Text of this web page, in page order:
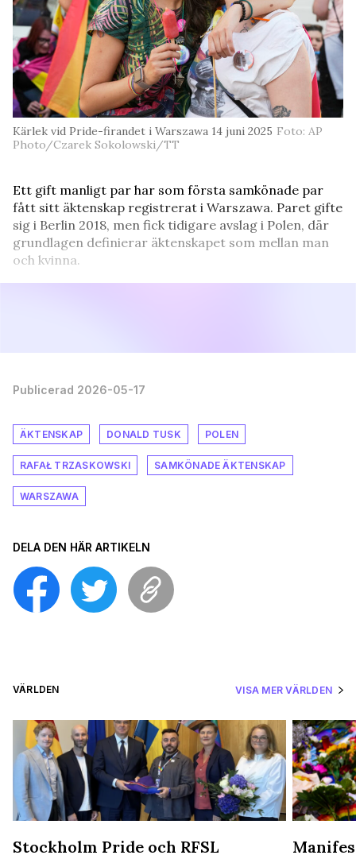
Kärlek vid Pride-firandet i Warszawa 14 juni 2025 Foto: AP
Photo/Czarek Sokolowski/TT
Ett gift manligt par har som första samkönade par
fått sitt äktenskap registrerat i Warszawa. Paret gifte
sig i Berlin 2018, men fick tidigare avslag i Polen, där
grundlagen definierar äktenskapet som mellan man
och kvinna.
Publicerad 2026-05-17
ÄKTENSKAP DONALD TUSK POLEN
RAFAŁ TRZASKOWSKI SAMKÖNADE ÄKTENSKAP
WARSZAWA
DELA DEN HÄR ARTIKELN
VÄRLDEN VISA MER VÄRLDEN
Stockholm Pride och RFSL